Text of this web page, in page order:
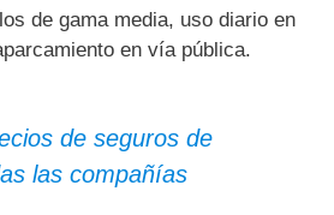
de gama media, uso diario en
en vía pública.
de seguros de
las compañías